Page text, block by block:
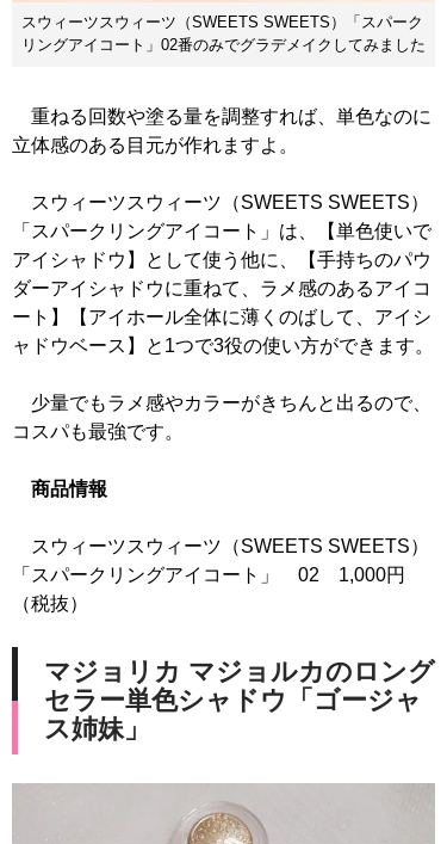
スウィーツスウィーツ（SWEETS SWEETS）「スパーク
リングアイコート」02番のみでグラデメイクしてみました
重ねる回数や塗る量を調整すれば、単色なのに
立体感のある目元が作れますよ。
スウィーツスウィーツ（SWEETS SWEETS）
「スパークリングアイコート」は、【単色使いで
アイシャドウ】として使う他に、【手持ちのパウ
ダーアイシャドウに重ねて、ラメ感のあるアイコ
ート】【アイホール全体に薄くのばして、アイシ
ャドウベース】と1つで3役の使い方ができます。
少量でもラメ感やカラーがきちんと出るので、
コスパも最強です。
商品情報
スウィーツスウィーツ（SWEETS SWEETS）
「スパークリングアイコート」 02 1,000円
（税抜）
マジョリカ マジョルカのロング
セラー単色シャドウ「ゴージャ
ス姉妹」